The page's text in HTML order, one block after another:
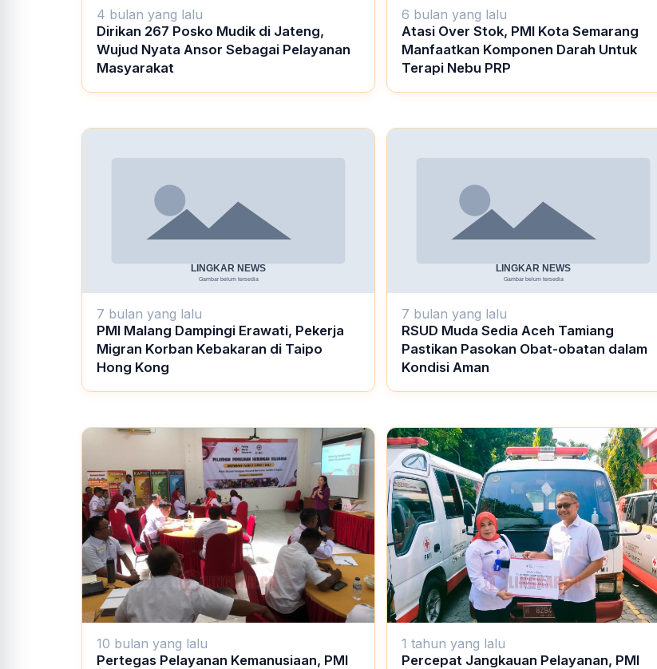
4 bulan yang lalu
Dirikan 267 Posko Mudik di Jateng,
Wujud Nyata Ansor Sebagai Pelayanan
Masyarakat
6 bulan yang lalu
Atasi Over Stok, PMI Kota Semarang
Manfaatkan Komponen Darah Untuk
Terapi Nebu PRP
7 bulan yang lalu
PMI Malang Dampingi Erawati, Pekerja
Migran Korban Kebakaran di Taipo
Hong Kong
7 bulan yang lalu
RSUD Muda Sedia Aceh Tamiang
Pastikan Pasokan Obat-obatan dalam
Kondisi Aman
10 bulan yang lalu
Pertegas Pelayanan Kemanusiaan, PMI
1 tahun yang lalu
Percepat Jangkauan Pelayanan, PMI